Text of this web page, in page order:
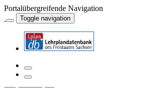
Portalübergreifende Navigation
Toggle navigation